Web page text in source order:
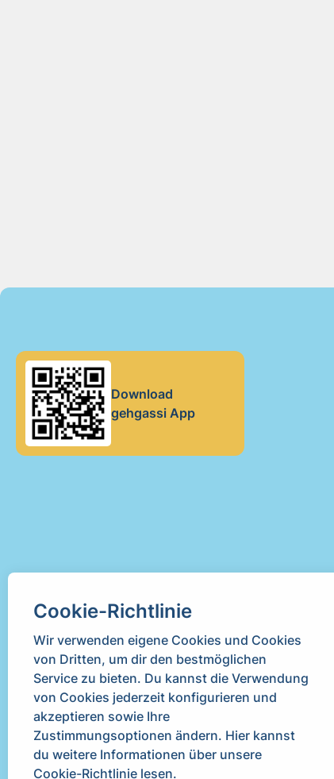
Cookie-Richtlinie
Wir verwenden eigene Cookies und Cookies
von Dritten, um dir den bestmöglichen
Service zu bieten. Du kannst die Verwendung
von Cookies jederzeit konfigurieren und
akzeptieren sowie Ihre
Zustimmungsoptionen ändern. Hier kannst
du weitere Informationen über unsere
Cookie-Richtlinie lesen.
Download
gehgassi App